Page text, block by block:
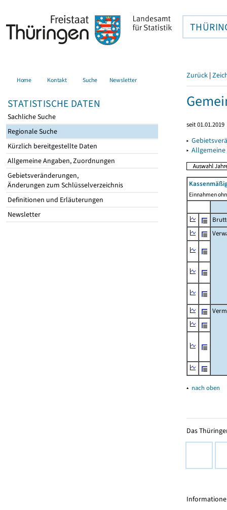
Home Kontakt Suche Newsletter
STATISTISCHE DATEN
Sachliche Suche
Regionale Suche
Kürzlich bereitgestellte Daten
Allgemeine Angaben, Zuordnungen
Gebietsveränderungen,
Änderungen zum Schlüsselverzeichnis
Definitionen und Erläuterungen
Newsletter
Zurück |
seit 01.01.2019
▸
▸
Einnahmen
▴ nach oben
Das